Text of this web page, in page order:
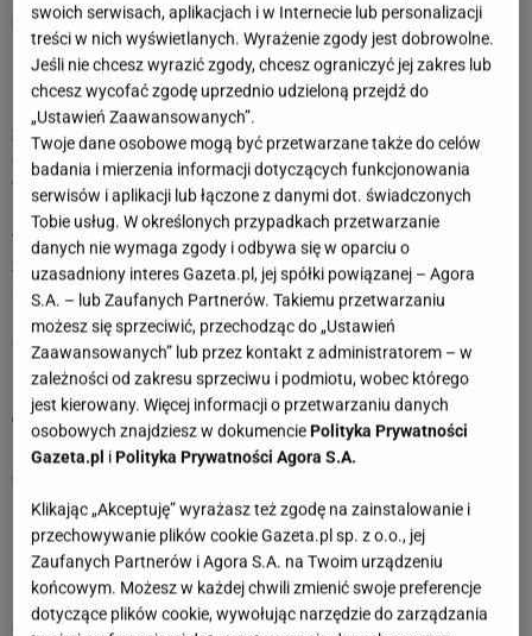
Lipiec 2026
Baranie, lipiec 2026 zachęci Cię do działania, ale szybko
przekonasz się, że nie wszystko trzeba robić natychmiast.
Lipiec sprzyja porządkowaniu planów, odkrywaniu nowych
zainteresowań oraz szukaniu większej swobody w
codziennym życiu. Nie zabraknie okazji do spotkań,
wakacyjnych wyjazdów i spontanicznych wydarzeń, które
pozwolą oderwać się od rutyny. W drugiej połowie miesiąca
większą rolę odegrają sprawy związane z komfortem, stylem
życia oraz realizacją własnych pomysłów. Możesz również
spojrzeć inaczej na niektóre wydatki i decyzje dotyczące
przyszłości. Końcówka lipca przyniesie więcej optymizmu,
dobrej energii i poczucie, że jesteś dokładnie tam, gdzie
powinieneś być.
Czerwiec 2026
Baranie, czerwiec będzie dla Ciebie miesiącem pełnym
emocji, szybkiego tempa i sytuacji, w których trudno będzie
usiedzieć w miejscu. W pracy lub codziennych obowiązkach
możesz częściej tracić cierpliwość do chaosu,
niezdecydowania innych ludzi i ciągłych zmian planów. W
relacjach zrobi się intensywniej - możliwe są ważne
rozmowy, powroty do dawnych tematów oraz nowe
swoich serwisach, aplikacjach i w Internecie lub personalizacji
treści w nich wyświetlanych. Wyrażenie zgody jest dobrowolne.
Jeśli nie chcesz wyrazić zgody, chcesz ograniczyć jej zakres lub
chcesz wycofać zgodę uprzednio udzieloną przejdź do
„Ustawień Zaawansowanych”.
Twoje dane osobowe mogą być przetwarzane także do celów
badania i mierzenia informacji dotyczących funkcjonowania
serwisów i aplikacji lub łączone z danymi dot. świadczonych
Tobie usług. W określonych przypadkach przetwarzanie
danych nie wymaga zgody i odbywa się w oparciu o
uzasadniony interes Gazeta.pl, jej spółki powiązanej – Agora
S.A. – lub Zaufanych Partnerów. Takiemu przetwarzaniu
możesz się sprzeciwić, przechodząc do „Ustawień
Zaawansowanych” lub przez kontakt z administratorem – w
zależności od zakresu sprzeciwu i podmiotu, wobec którego
jest kierowany. Więcej informacji o przetwarzaniu danych
osobowych znajdziesz w dokumenciePolityka Prywatności
Gazeta.pl iPolityka Prywatności Agora S.A.
Klikając „Akceptuję” wyrażasz też zgodę na zainstalowanie i
przechowywanie plików cookie Gazeta.pl sp. z o.o., jej
Zaufanych Partnerów i Agora S.A. na Twoim urządzeniu
końcowym. Możesz w każdej chwili zmienić swoje preferencje
dotyczące plików cookie, wywołując narzędzie do zarządzania